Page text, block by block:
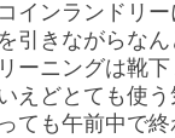
インランドリ
引きながらな
ーニングは靴
えどとても使
ても午前中で